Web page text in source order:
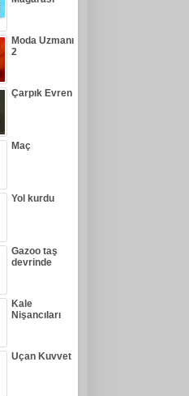
Moda Uzmanı
2
Çarpık Evren
Maç
Yol kurdu
Gazoo taş
devrinde
Kale
Nişancıları
Uçan Kuvvet